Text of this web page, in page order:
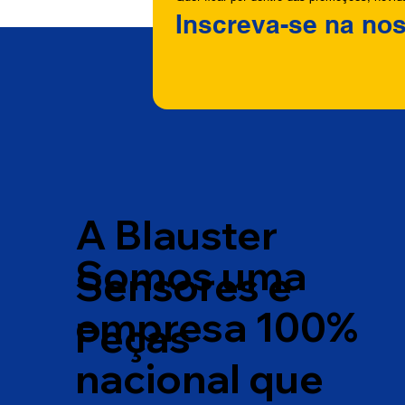
Inscreva-se na
A Blauster
Sensores e
Peças
Somos uma
empresa 100%
nacional que